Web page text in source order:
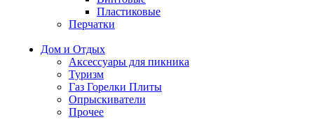
Пластиковые
Перчатки
Дом и Отдых
Аксессуары для пикника
Туризм
Газ Горелки Плиты
Опрыскиватели
Прочее